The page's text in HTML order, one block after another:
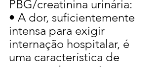
PBG/creatinina urinária:
• A dor, suficientemente
intensa para exigir
internação hospitalar, é
uma característica de